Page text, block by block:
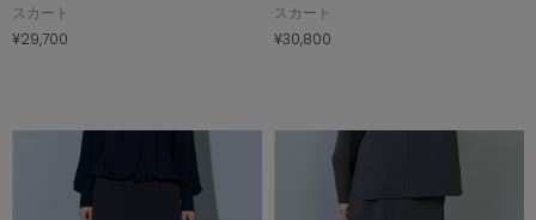
スカート
¥29,700
スカート
¥30,800